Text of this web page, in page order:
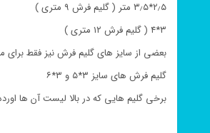
۲٫۵*۳٫۵ متر ( گلیم فرش ۹ متری )
۳*۴ ( گلیم فرش ۱۲ متری )
بعضی از سایز های گلیم فرش نیز فقط
گلیم فرش های سایز ۳*۵ و ۳*۶
برخی گلیم هایی که در بالا لیست آن ها